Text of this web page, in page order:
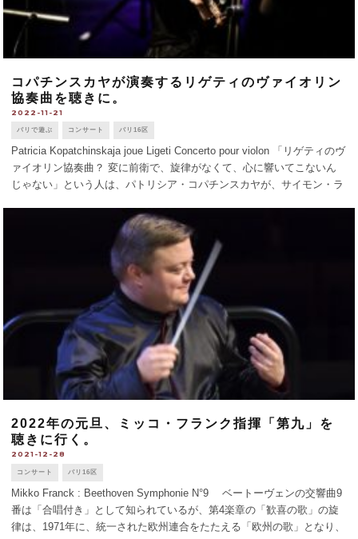
コパチンスカヤが演奏するリゲティのヴァイオリン
協奏曲を聴きに。
2022-11-21
パリで遊ぶ コンサート パリ16区
Patricia Kopatchinskaja joue Ligeti Concerto pour violon 「リゲティのヴ
ァイオリン協奏曲？ 変に前衛で、旋律がなくて、心に響いてこないん
じゃない」という人は、パトリシア・コパチンスカヤが、サイモン・ラ
2022年の元旦、ミッコ・フランク指揮「第九」を
聴きに行く。
2021-12-28
コンサート パリ16区
Mikko Franck : Beethoven Symphonie N°9 ベートーヴェンの交響曲9
番は「合唱付き」として知られているが、第4楽章の「歓喜の歌」の旋
律は、1971年に、統一された欧州連合をたたえる「欧州の歌」となり、